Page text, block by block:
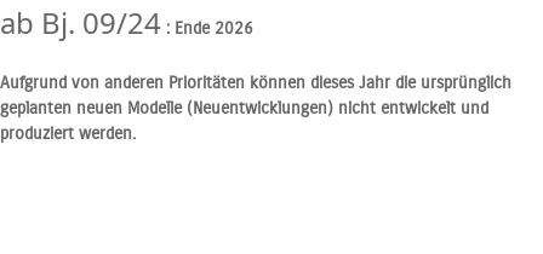
ab Bj. 09/24 : Ende 2026
Aufgrund von anderen Prioritäten können dieses Jahr die ursprünglich
geplanten neuen Modelle (Neuentwicklungen) nicht entwickelt und
produziert werden.